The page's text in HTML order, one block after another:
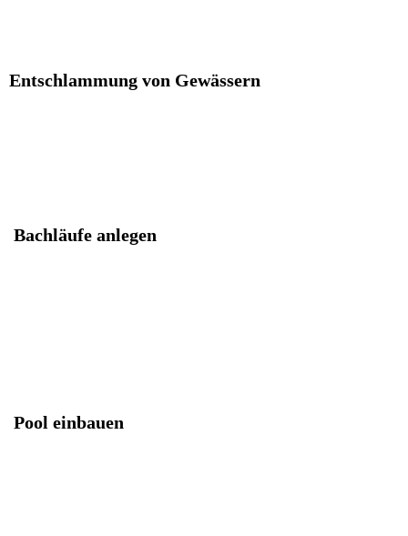
Entschlammung von Gewässern
Bachläufe anlegen
Pool einbauen